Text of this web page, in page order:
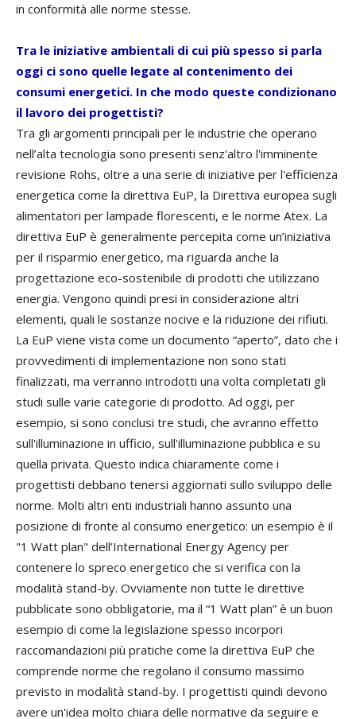
in conformità alle norme stesse.
Tra le iniziative ambientali di cui più spesso si parla
oggi ci sono quelle legate al contenimento dei
consumi energetici. In che modo queste condizionano
il lavoro dei progettisti?
Tra gli argomenti principali per le industrie che operano
nell’alta tecnologia sono presenti senz'altro l'imminente
revisione Rohs, oltre a una serie di iniziative per l'efficienza
energetica come la direttiva EuP, la Direttiva europea sugli
alimentatori per lampade florescenti, e le norme Atex. La
direttiva EuP è generalmente percepita come un’iniziativa
per il risparmio energetico, ma riguarda anche la
progettazione eco-sostenibile di prodotti che utilizzano
energia. Vengono quindi presi in considerazione altri
elementi, quali le sostanze nocive e la riduzione dei rifiuti.
La EuP viene vista come un documento “aperto”, dato che i
provvedimenti di implementazione non sono stati
finalizzati, ma verranno introdotti una volta completati gli
studi sulle varie categorie di prodotto. Ad oggi, per
esempio, si sono conclusi tre studi, che avranno effetto
sull'illuminazione in ufficio, sull'illuminazione pubblica e su
quella privata. Questo indica chiaramente come i
progettisti debbano tenersi aggiornati sullo sviluppo delle
norme. Molti altri enti industriali hanno assunto una
posizione di fronte al consumo energetico: un esempio è il
"1 Watt plan" dell’International Energy Agency per
contenere lo spreco energetico che si verifica con la
modalità stand-by. Ovviamente non tutte le direttive
pubblicate sono obbligatorie, ma il “1 Watt plan” è un buon
esempio di come la legislazione spesso incorpori
raccomandazioni più pratiche come la direttiva EuP che
comprende norme che regolano il consumo massimo
previsto in modalità stand-by. I progettisti quindi devono
avere un'idea molto chiara delle normative da seguire e